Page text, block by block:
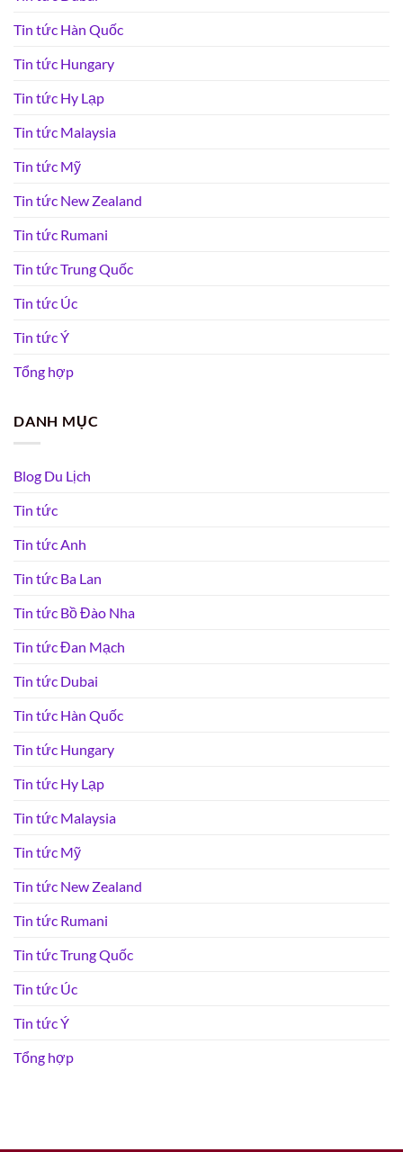
Tin tức Hàn Quốc
Tin tức Hungary
Tin tức Hy Lạp
Tin tức Malaysia
Tin tức Mỹ
Tin tức New Zealand
Tin tức Rumani
Tin tức Trung Quốc
Tin tức Úc
Tin tức Ý
Tổng hợp
DANH MỤC
Blog Du Lịch
Tin tức
Tin tức Anh
Tin tức Ba Lan
Tin tức Bồ Đào Nha
Tin tức Đan Mạch
Tin tức Dubai
Tin tức Hàn Quốc
Tin tức Hungary
Tin tức Hy Lạp
Tin tức Malaysia
Tin tức Mỹ
Tin tức New Zealand
Tin tức Rumani
Tin tức Trung Quốc
Tin tức Úc
Tin tức Ý
Tổng hợp